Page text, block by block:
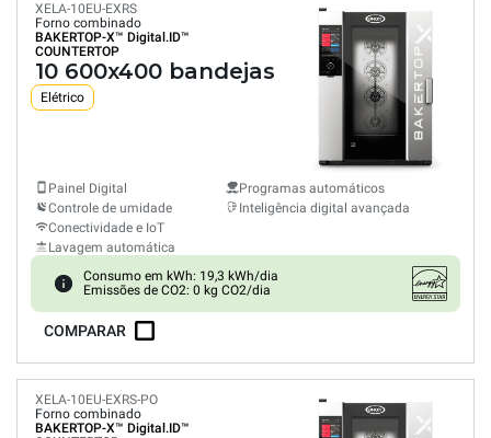
XELA-10EU-EXRS
Forno combinado
BAKERTOP-X™ Digital.ID™
COUNTERTOP
10 600x400 bandejas
Elétrico
Painel Digital
Controle de umidade
Conectividade e IoT
Lavagem automática
Programas automáticos
Inteligência digital avançada
Consumo em kWh: 19,3 kWh/dia
Emissões de CO2: 0 kg CO2/dia
COMPARAR
XELA-10EU-EXRS-PO
Forno combinado
BAKERTOP-X™ Digital.ID™